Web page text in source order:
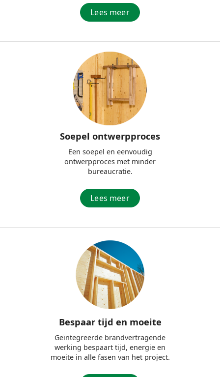
Lees meer
Soepel ontwerpproces
Een soepel en eenvoudig
ontwerpproces met minder
bureaucratie.
Lees meer
Bespaar tijd en moeite
Geïntegreerde brandvertragende
werking bespaart tijd, energie en
moeite in alle fasen van het project.